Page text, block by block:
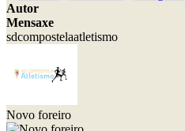
Autor
Mensaxe
sdcompostelaatletismo
Novo foreiro